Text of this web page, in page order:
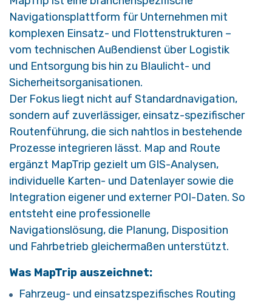
Navigationsplattform für Unternehmen mit
komplexen Einsatz- und Flottenstrukturen –
vom technischen Außendienst über Logistik
und Entsorgung bis hin zu Blaulicht- und
Sicherheitsorganisationen.
Der Fokus liegt nicht auf Standardnavigation,
sondern auf zuverlässiger, einsatz-spezifischer
Routenführung, die sich nahtlos in bestehende
Prozesse integrieren lässt. Map and Route
ergänzt MapTrip gezielt um GIS-Analysen,
individuelle Karten- und Datenlayer sowie die
Integration eigener und externer POI-Daten. So
entsteht eine professionelle
Navigationslösung, die Planung, Disposition
und Fahrbetrieb gleichermaßen unterstützt.
Was MapTrip auszeichnet:
Fahrzeug- und einsatzspezifisches Routing